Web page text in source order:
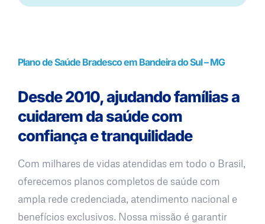
Plano de Saúde Bradesco em Bandeira do Sul – MG
Desde 2010, ajudando famílias a
cuidarem da saúde com
confiança e tranquilidade
Com milhares de vidas atendidas em todo o Brasil,
oferecemos planos completos de saúde com
ampla rede credenciada, atendimento nacional e
benefícios exclusivos. Nossa missão é garantir